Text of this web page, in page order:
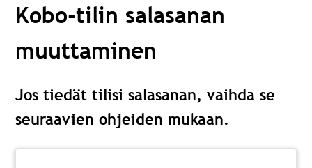
Kobo-tilin salasanan
muuttaminen
Jos tiedät tilisi salasanan, vaihda se
seuraavien ohjeiden mukaan.